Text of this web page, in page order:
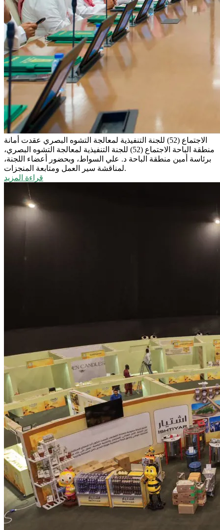
الاجتماع (52) للجنة التنفيذية لمعالجة التشوه البصري
عقدت أمانة
منطقة الباحة الاجتماع (52) للجنة التنفيذية لمعالجة التشوه البصري،
برئاسة أمين منطقة الباحة د. علي السواط، وبحضور أعضاء اللجنة،
لمناقشة سير العمل ومتابعة المنجزات.
قراءة المزيد